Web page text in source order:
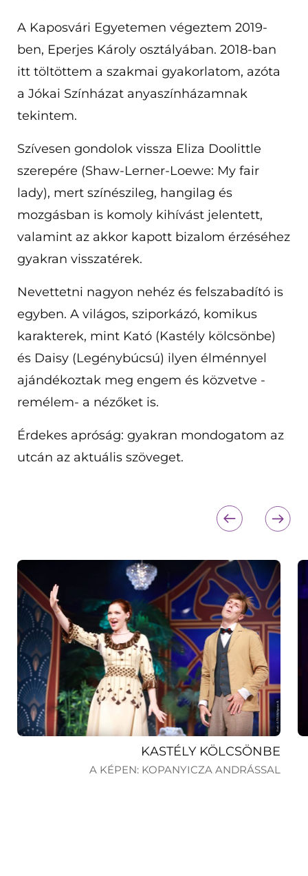
A Kaposvári Egyetemen végeztem 2019-
ben, Eperjes Károly osztályában. 2018-ban
itt töltöttem a szakmai gyakorlatom, azóta
a Jókai Színházat anyaszínházamnak
tekintem.
Szívesen gondolok vissza Eliza Doolittle
szerepére (Shaw-Lerner-Loewe: My fair
lady), mert színészileg, hangilag és
mozgásban is komoly kihívást jelentett,
valamint az akkor kapott bizalom érzéséhez
gyakran visszatérek.
Nevettetni nagyon nehéz és felszabadító is
egyben. A világos, sziporkázó, komikus
karakterek, mint Kató (Kastély kölcsönbe)
és Daisy (Legénybúcsú) ilyen élménnyel
ajándékoztak meg engem és közvetve -
remélem- a nézőket is.
Érdekes apróság: gyakran mondogatom az
utcán az aktuális szöveget.
KASTÉLY KÖLCSÖNBE
A KÉPEN: KOPANYICZA ANDRÁSSAL